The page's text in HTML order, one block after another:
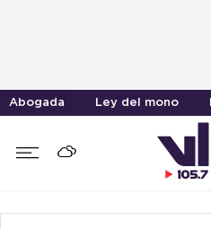
Abogada Ley del mono